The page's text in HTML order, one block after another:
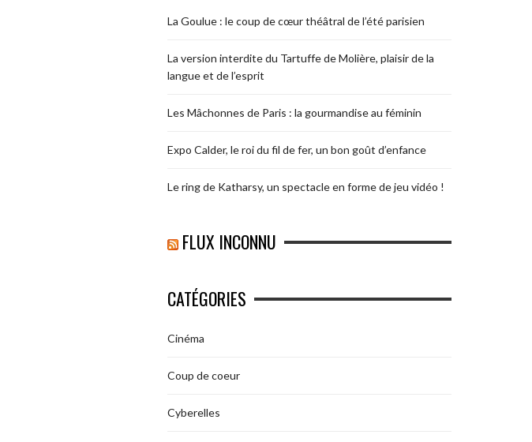
La Goulue : le coup de cœur théâtral de l’été parisien
La version interdite du Tartuffe de Molière, plaisir de la
langue et de l’esprit
Les Mâchonnes de Paris : la gourmandise au féminin
Expo Calder, le roi du fil de fer, un bon goût d’enfance
Le ring de Katharsy, un spectacle en forme de jeu vidéo !
FLUX INCONNU
CATÉGORIES
Cinéma
Coup de coeur
Cyberelles